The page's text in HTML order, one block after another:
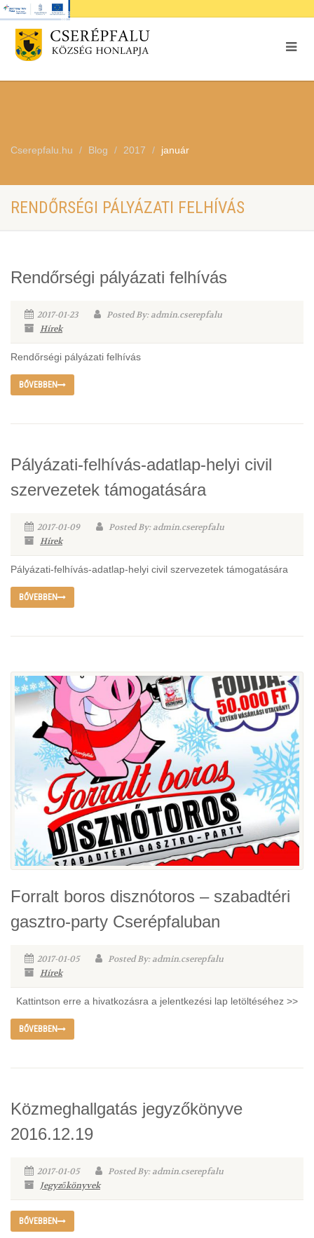
Cserepfalu.hu Blog 2017 január
RENDŐRSÉGI PÁLYÁZATI FELHÍVÁS
Rendőrségi pályázati felhívás
2017-01-23
Posted By: admin.cserepfalu
Hírek
Rendőrségi pályázati felhívás
BŐVEBBEN
Pályázati-felhívás-adatlap-helyi civil
szervezetek támogatására
2017-01-09
Posted By: admin.cserepfalu
Hírek
Pályázati-felhívás-adatlap-helyi civil szervezetek támogatására
BŐVEBBEN
Forralt boros disznótoros – szabadtéri
gasztro-party Cserépfaluban
2017-01-05
Posted By: admin.cserepfalu
Hírek
Kattintson erre a hivatkozásra a jelentkezési lap letöltéséhez >>
BŐVEBBEN
Közmeghallgatás jegyzőkönyve
2016.12.19
2017-01-05
Posted By: admin.cserepfalu
Jegyzőkönyvek
BŐVEBBEN